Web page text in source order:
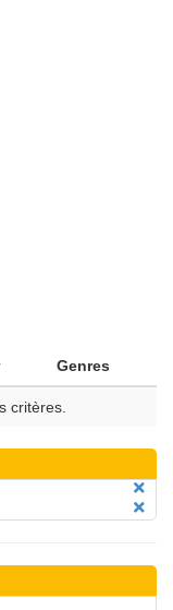
Genres
critères.